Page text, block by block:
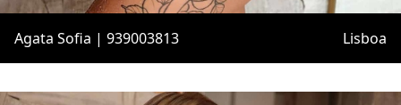
Agata Sofia | 939003813 Lisboa